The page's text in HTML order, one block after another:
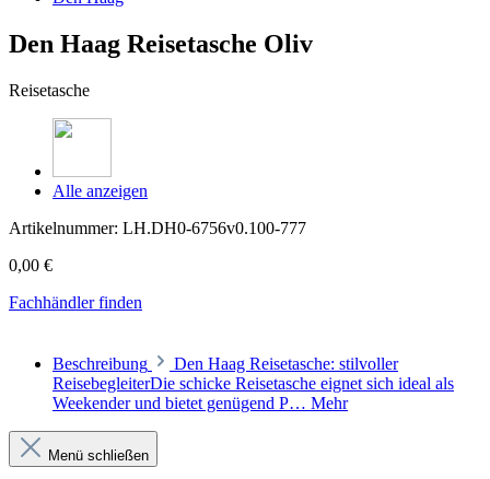
Den Haag Reisetasche Oliv
Reisetasche
Alle anzeigen
Artikelnummer: LH.DH0-6756v0.100-777
0,00 €
Fachhändler finden
Beschreibung
Den Haag Reisetasche: stilvoller
ReisebegleiterDie schicke Reisetasche eignet sich ideal als
Weekender und bietet genügend P… Mehr
Menü schließen